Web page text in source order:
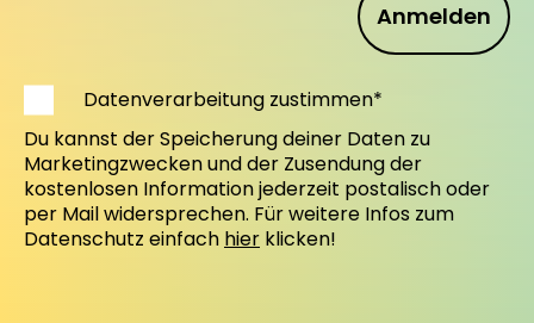
Anmelden
Datenverarbeitung zustimmen*
Du kannst der Speicherung deiner Daten zu
Marketingzwecken und der Zusendung der
kostenlosen Information jederzeit postalisch oder
per Mail widersprechen. Für weitere Infos zum
Datenschutz einfach hier klicken!